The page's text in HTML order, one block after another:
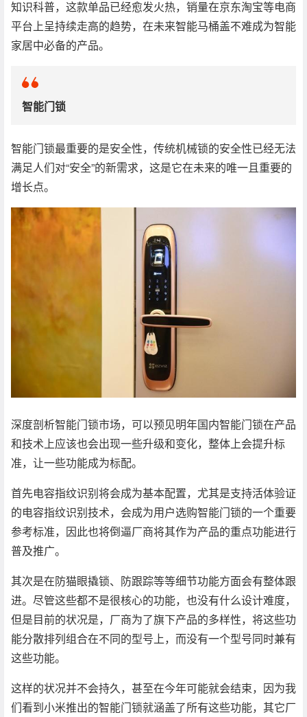
知识科普，这款单品已经愈发火热，销量在京东淘宝等电商
平台上呈持续走高的趋势，在未来智能马桶盖不难成为智能
家居中必备的产品。
智能门锁
智能门锁最重要的是安全性，传统机械锁的安全性已经无法
满足人们对“安全”的新需求，这是它在未来的唯一且重要的
增长点。
深度剖析智能门锁市场，可以预见明年国内智能门锁在产品
和技术上应该也会出现一些升级和变化，整体上会提升标
准，让一些功能成为标配。
首先电容指纹识别将会成为基本配置，尤其是支持活体验证
的电容指纹识别技术，会成为用户选购智能门锁的一个重要
参考标准，因此也将倒逼厂商将其作为产品的重点功能进行
普及推广。
其次是在防猫眼撬锁、防跟踪等等细节功能方面会有整体跟
进。尽管这些都不是很核心的功能，也没有什么设计难度，
但是目前的状况是，厂商为了旗下产品的多样性，将这些功
能分散排列组合在不同的型号上，而没有一个型号同时兼有
这些功能。
这样的状况并不会持久，甚至在今年可能就会结束，因为我
们看到小米推出的智能门锁就涵盖了所有这些功能，其它厂